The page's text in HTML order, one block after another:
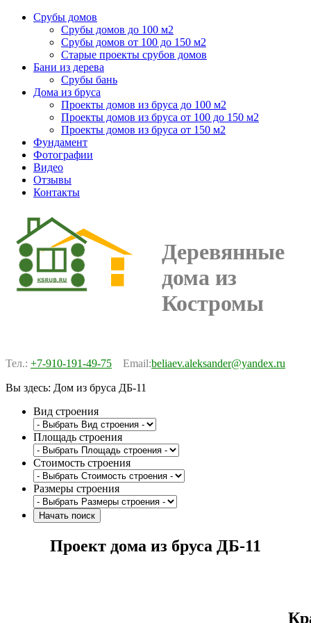
Срубы домов
Срубы домов до 100 м2
Срубы домов от 100 до 150 м2
Старые проекты срубов домов
Бани из дерева
Срубы бань
Дома из бруса
Проекты домов из бруса до 100 м2
Проекты домов из бруса от 100 до 150 м2
Проекты домов из бруса от 150 м2
Фундамент
Фотографии
Видео
Отзывы
Контакты
Деревянные
дома из
Костромы
Тел.: +7-910-191-49-75 Email:beliaev.aleksander@yandex.ru
Вы здесь: Дом из бруса ДБ-11
Вид строения
Площадь строения
Стоимость строения
Размеры строения
Проект дома из бруса ДБ-11